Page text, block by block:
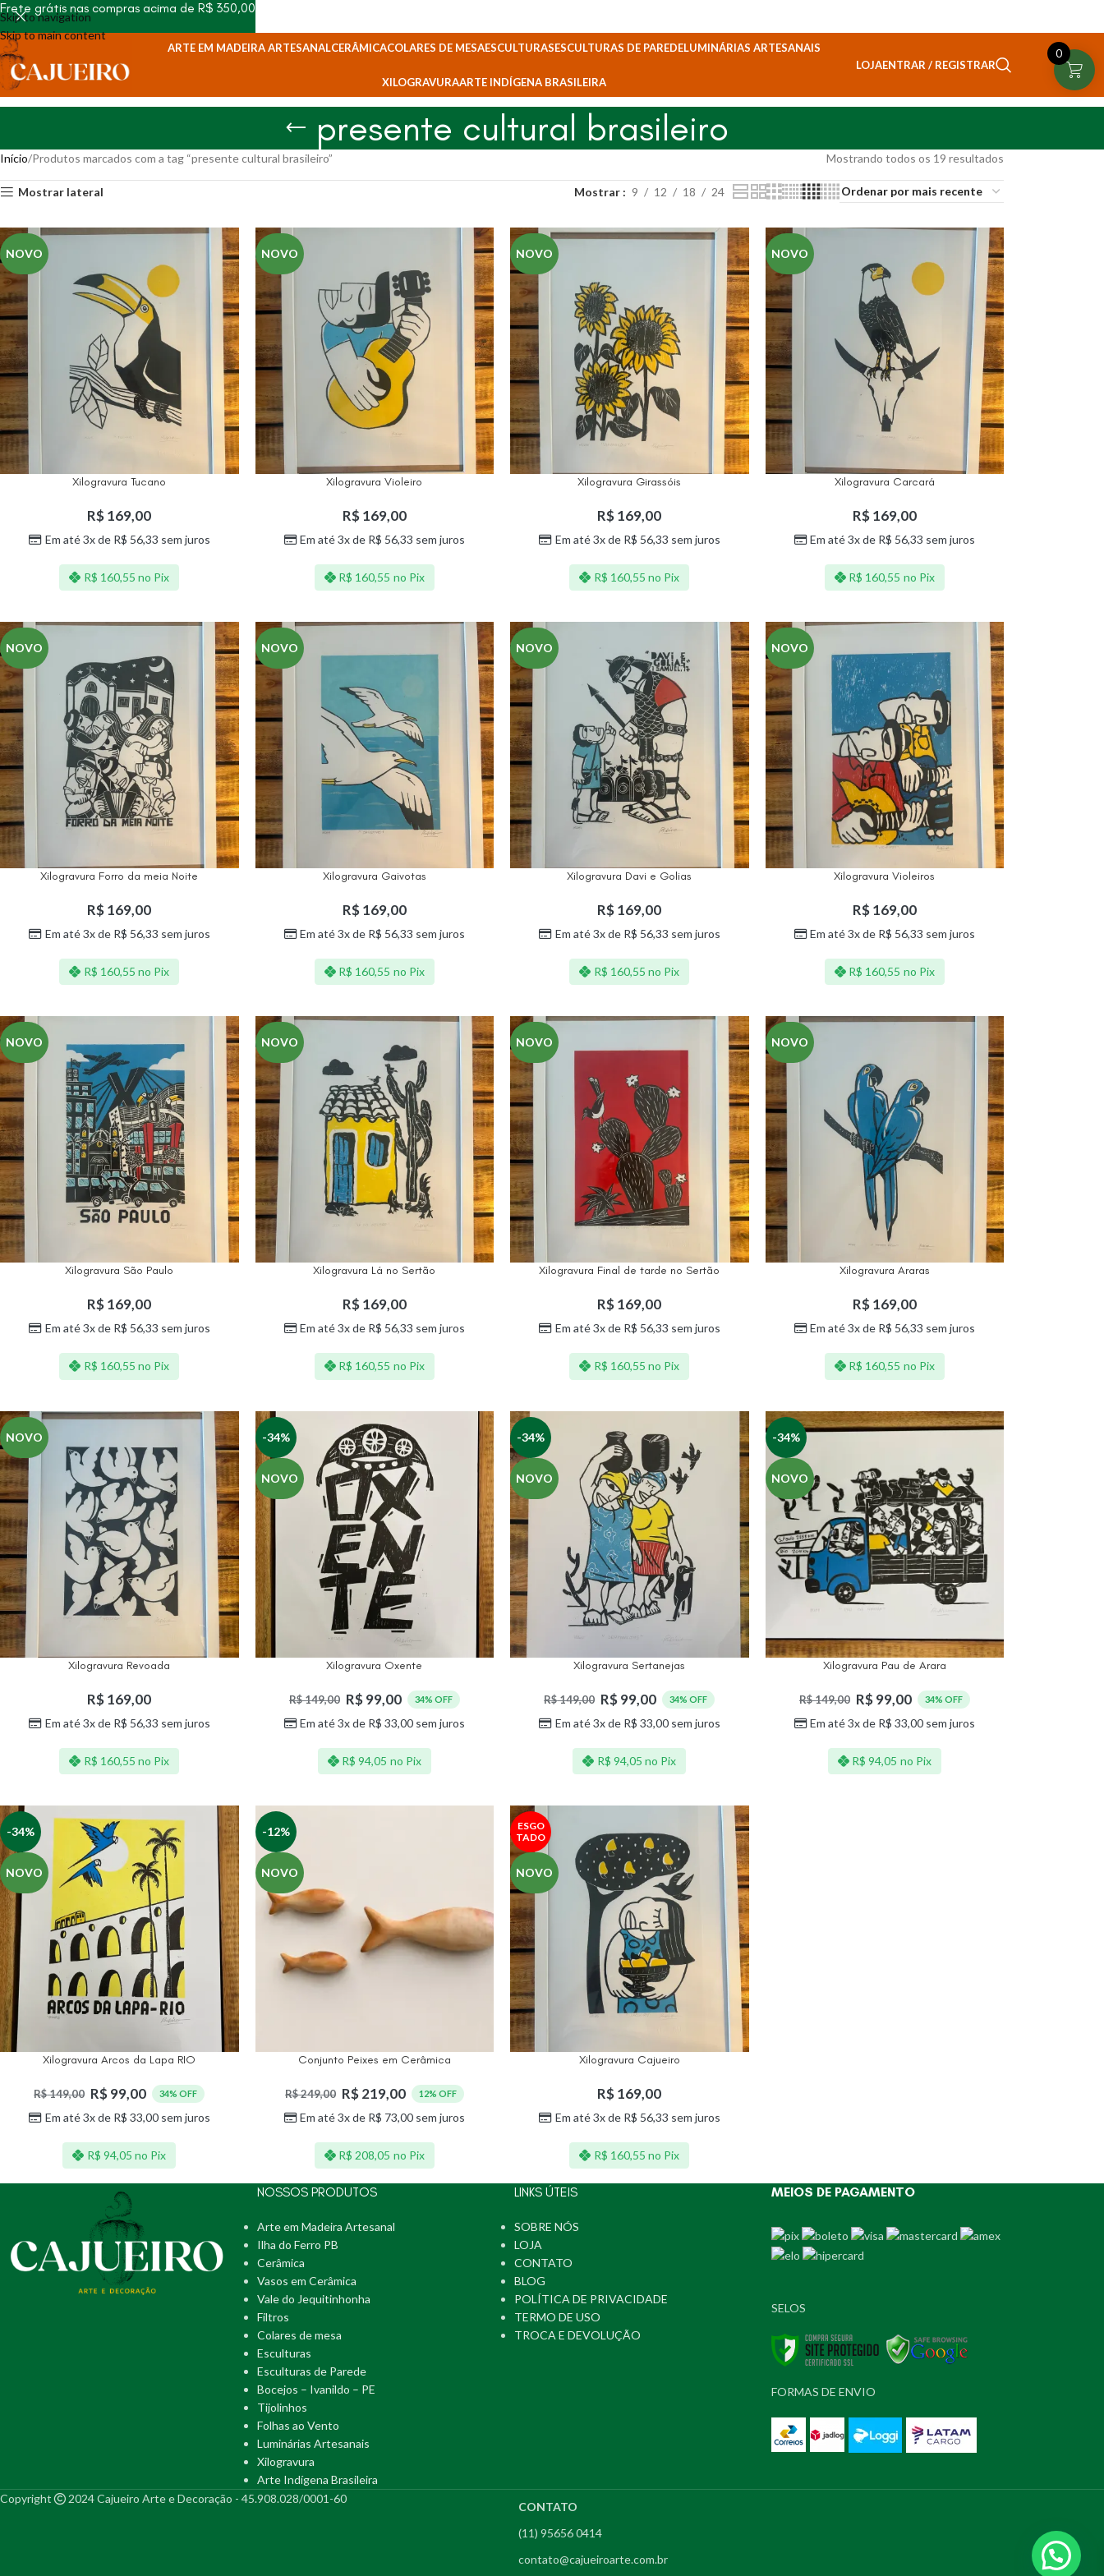
Skip to navigation
Skip to main content
ARTE EM MADEIRA ARTESANALCERÂMICACOLARES DE MESAESCULTURASESCULTURAS DE PAREDELUMINÁRIAS ARTESANAIS
XILOGRAVURAARTE INDÍGENA BRASILEIRA
LOJAENTRAR / REGISTRAR
presente cultural brasileiro
Início Produtos marcados com a tag “presente cultural brasileiro” Mostrando todos os 19 resultados
Mostrar lateral Mostrar 9 12 18 24
NOVO
Xilogravura Tucano
R$169,00
Em até 3x de R$ 56,33 sem juros
R$ 160,55 no Pix
NOVO
Xilogravura Violeiro
R$169,00
Em até 3x de R$ 56,33 sem juros
R$ 160,55 no Pix
NOVO
Xilogravura Girassóis
R$169,00
Em até 3x de R$ 56,33 sem juros
R$ 160,55 no Pix
NOVO
Xilogravura Carcará
R$169,00
Em até 3x de R$ 56,33 sem juros
R$ 160,55 no Pix
NOVO
Xilogravura Forro da meia Noite
R$169,00
Em até 3x de R$ 56,33 sem juros
R$ 160,55 no Pix
NOVO
Xilogravura Gaivotas
R$169,00
Em até 3x de R$ 56,33 sem juros
R$ 160,55 no Pix
NOVO
Xilogravura Davi e Golias
R$169,00
Em até 3x de R$ 56,33 sem juros
R$ 160,55 no Pix
NOVO
Xilogravura Violeiros
R$169,00
Em até 3x de R$ 56,33 sem juros
R$ 160,55 no Pix
NOVO
Xilogravura São Paulo
R$169,00
Em até 3x de R$ 56,33 sem juros
R$ 160,55 no Pix
NOVO
Xilogravura Lá no Sertão
R$169,00
Em até 3x de R$ 56,33 sem juros
R$ 160,55 no Pix
NOVO
Xilogravura Final de tarde no Sertão
R$169,00
Em até 3x de R$ 56,33 sem juros
R$ 160,55 no Pix
NOVO
Xilogravura Araras
R$169,00
Em até 3x de R$ 56,33 sem juros
R$ 160,55 no Pix
NOVO
Xilogravura Revoada
R$169,00
Em até 3x de R$ 56,33 sem juros
R$ 160,55 no Pix
-34%
NOVO
Xilogravura Oxente
R$149,00 R$99,00 34% OFF
Em até 3x de R$ 33,00 sem juros
R$ 94,05 no Pix
-34%
NOVO
Xilogravura Sertanejas
R$149,00 R$99,00 34% OFF
Em até 3x de R$ 33,00sem juros
R$ 94,05 no Pix
-34%
NOVO
Xilogravura Pau de Arara
R$149,00 R$99,00 34% OFF
Em até 3x de R$ 33,00 sem juros
R$ 94,05 no Pix
-34%
NOVO
Xilogravura Arcos da Lapa RIO
R$149,00 R$99,00 34% OFF
Em até 3x de R$ 33,00sem juros
R$ 94,05 no Pix
-12%
NOVO
Conjunto Peixes em Cerâmica
R$249,00 R$219,00 12% OFF
Em até 3x de R$ 73,00 sem juros
R$ 208,05 no Pix
ESGO
TADO
NOVO
Xilogravura Cajueiro
R$169,00
Em até 3x de R$ 56,33 sem juros
R$ 160,55 no Pix
NOSSOS PRODUTOS
Arte em Madeira Artesanal
Ilha do Ferro PB
Cerâmica
Vasos em Cerâmica
Vale do Jequitinhonha
Filtros
Colares de mesa
Esculturas
Esculturas de Parede
Bocejos – Ivanildo – PE
Tijolinhos
Folhas ao Vento
Luminárias Artesanais
Xilogravura
Arte Indígena Brasileira
LINKS ÚTEIS
SOBRE NÓS
LOJA
CONTATO
BLOG
POLÍTICA DE PRIVACIDADE
TERMO DE USO
TROCA E DEVOLUÇÃO
MEIOS DE PAGAMENTO
SELOS
FORMAS DE ENVIO
Copyright 2024 Cajueiro Arte e Decoração - 45.908.028/0001-60
CONTATO
(11) 95656 0414
contato@cajueiroarte.com.br
Frete grátis nas compras acima de R$ 350,00
0